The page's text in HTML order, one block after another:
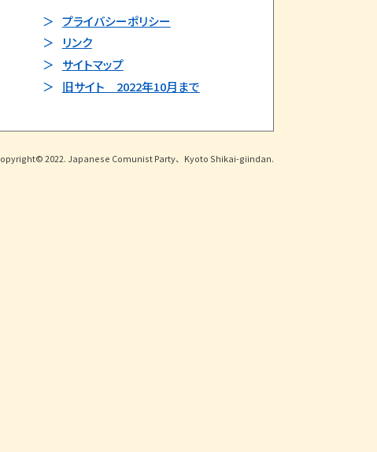
プライバシーポリシー
リンク
サイトマップ
旧サイト 2022年10月まで
2022. Japanese Comunist Party、Kyoto Shikai-giindan.